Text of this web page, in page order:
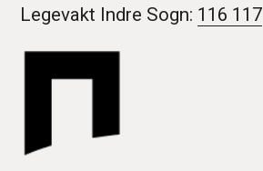
Legevakt Indre Sogn: 116 117